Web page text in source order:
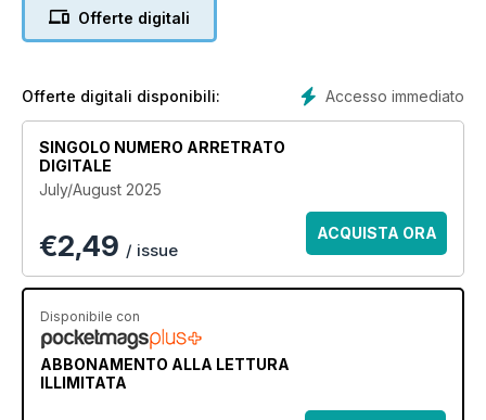
Offerte digitali
Accesso immediato
Offerte digitali disponibili:
SINGOLO NUMERO ARRETRATO
DIGITALE
July/August 2025
€2,49 / issue
ACQUISTA ORA
Disponibile con
ABBONAMENTO ALLA LETTURA
ILLIMITATA